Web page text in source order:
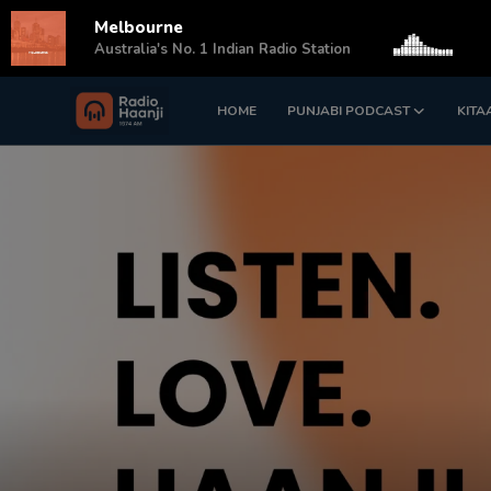
HOME PUNJABI PODCAST
Login Register
Melbourne
Australia's No. 1 Indian Radio Station